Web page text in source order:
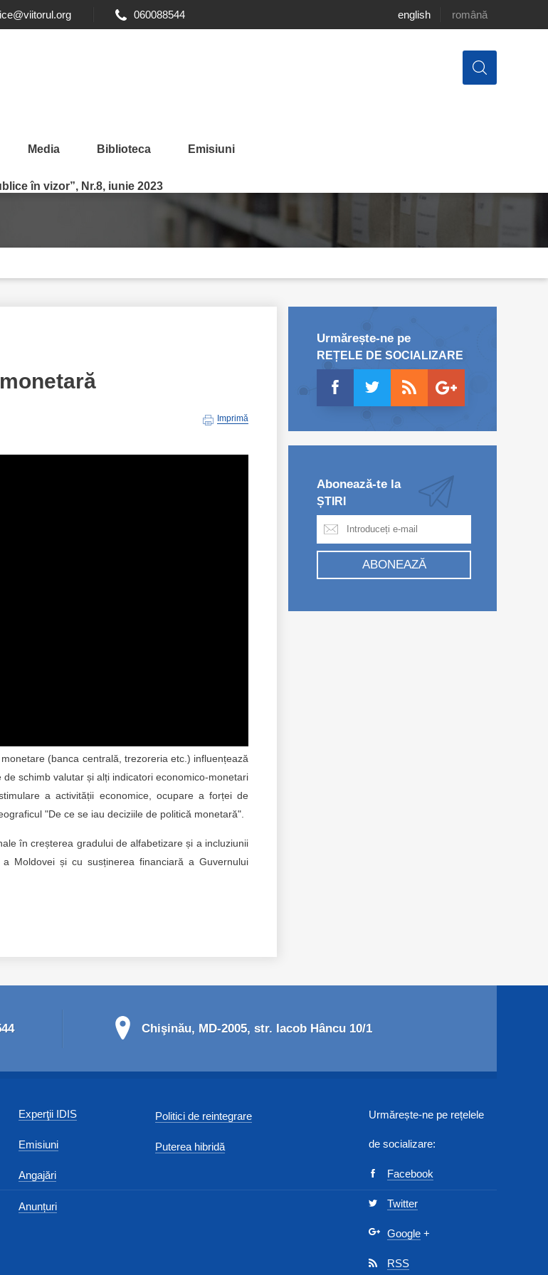
060088544 english română
Media Biblioteca Emisiuni
în vizor”, Nr.8, iunie 2023
Imprimă
(banca centrală, trezoreria etc.) influențează
schimb valutar și alți indicatori economico-monetari
a activității economice, ocupare a forței de
"De ce se iau deciziile de politică monetară".
în creșterea gradului de alfabetizare și a incluziunii
Moldovei și cu susținerea financiară a Guvernului
Urmărește-ne pe
REȚELE DE SOCIALIZARE
Abonează-te la
ȘTIRI
ABONEAZĂ
Chişinău, MD-2005, str. Iacob Hâncu 10/1
Experţii IDIS
Emisiuni
Angajări
Anunțuri
Politici de reintegrare
Puterea hibridă
Urmărește-ne pe rețelele
de socializare:
Facebook
Twitter
Google +
RSS